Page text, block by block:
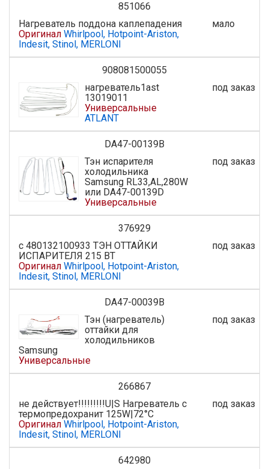
851066
Нагреватель поддона каплепадения
Оригинал Whirlpool, Hotpoint-Ariston,
Indesit, Stinol, MERLONI
мало
908081500055
нагреватель1ast
13019011
Универсальные
ATLANT
под заказ
DA47-00139B
Тэн испарителя
холодильника
Samsung RL33,AL,280W
или DA47-00139D
Универсальные
под заказ
376929
с 480132100933 ТЭН ОТТАЙКИ
ИСПАРИТЕЛЯ 215 ВТ
Оригинал Whirlpool, Hotpoint-Ariston,
Indesit, Stinol, MERLONI
под заказ
DA47-00039B
Тэн (нагреватель)
оттайки для
холодильников
Samsung
Универсальные
под заказ
266867
не действует!!!!!!!!!U|S Нагреватель с
термопредохранит 125W|72°C
Оригинал Whirlpool, Hotpoint-Ariston,
Indesit, Stinol, MERLONI
под заказ
642980